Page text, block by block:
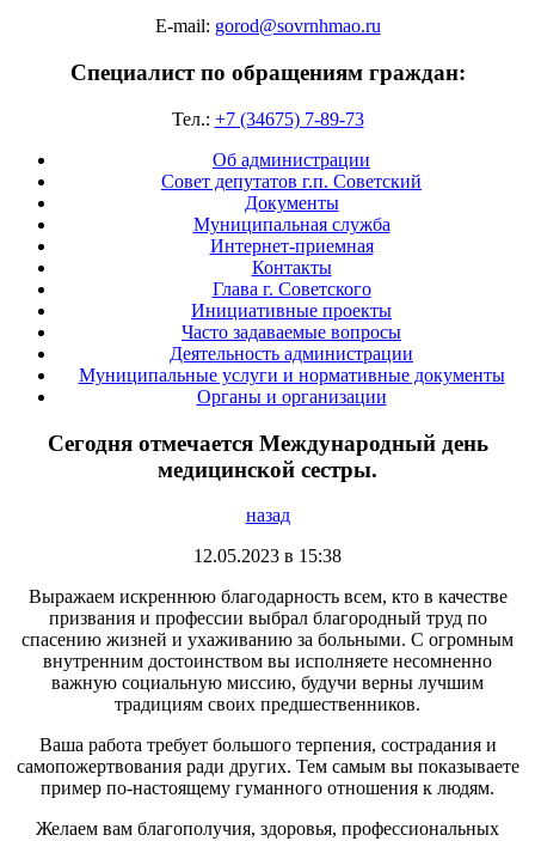
E-mail: gorod@sovrnhmao.ru
Специалист по обращениям граждан:
Тел.: +7 (34675) 7-89-73
Об администрации
Совет депутатов г.п. Советский
Документы
Муниципальная служба
Интернет-приемная
Контакты
Глава г. Советского
Инициативные проекты
Часто задаваемые вопросы
Деятельность администрации
Муниципальные услуги и нормативные документы
Органы и организации
Сегодня отмечается Международный день
медицинской сестры.
назад
12.05.2023 в 15:38
Выражаем искреннюю благодарность всем, кто в качестве
призвания и профессии выбрал благородный труд по
спасению жизней и ухаживанию за больными. С огромным
внутренним достоинством вы исполняете несомненно
важную социальную миссию, будучи верны лучшим
традициям своих предшественников.
Ваша работа требует большого терпения, сострадания и
самопожертвования ради других. Тем самым вы показываете
пример по-настоящему гуманного отношения к людям.
Желаем вам благополучия, здоровья, профессиональных